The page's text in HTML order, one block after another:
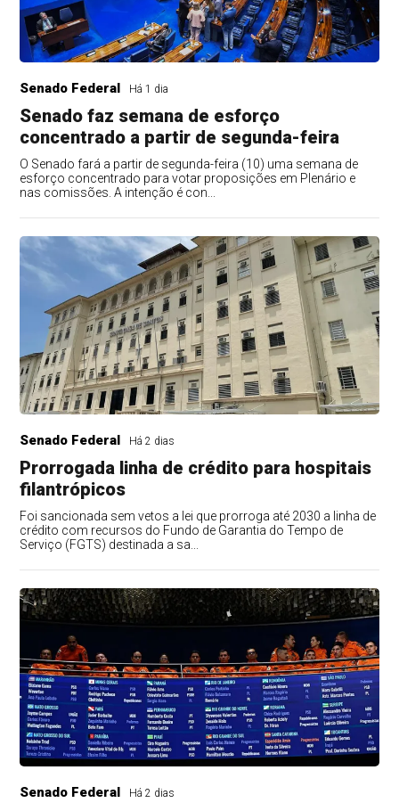
Senado Federal Há 1 dia
Senado faz semana de esforço
concentrado a partir de segunda-feira
O Senado fará a partir de segunda-feira (10) uma semana de
esforço concentrado para votar proposições em Plenário e
nas comissões. A intenção é con...
Senado Federal Há 2 dias
Prorrogada linha de crédito para hospitais
filantrópicos
Foi sancionada sem vetos a lei que prorroga até 2030 a linha de
crédito com recursos do Fundo de Garantia do Tempo de
Serviço (FGTS) destinada a sa...
Senado Federal Há 2 dias